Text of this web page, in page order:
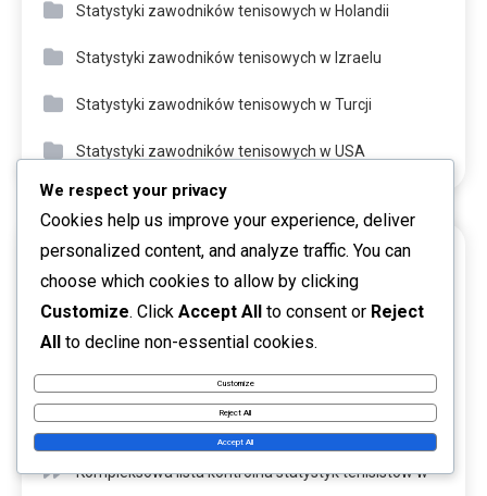
Statystyki zawodników tenisowych w Holandii
Statystyki zawodników tenisowych w Izraelu
Statystyki zawodników tenisowych w Turcji
Statystyki zawodników tenisowych w USA
NAJNOWSZE POSTY
Najlepsze metryki wydajności francuskich graczy
tenisowych
Kompleksowe porównanie statystyk graczy dla
francuskich tenisistów
Kompleksowa lista kontrolna statystyk tenisistów w
We respect your privacy
Cookies help us improve your experience, deliver
personalized content, and analyze traffic. You can
choose which cookies to allow by clicking
Customize. Click Accept All to consent or Reject
All to decline non-essential cookies.
Customize
Reject All
Accept All